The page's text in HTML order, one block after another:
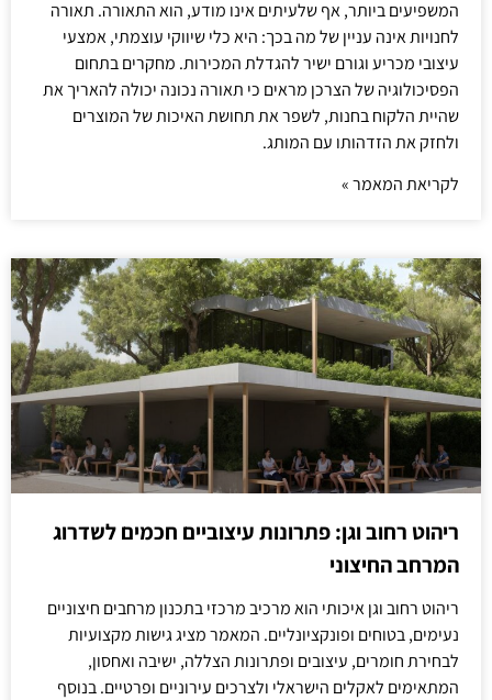
המשפיעים ביותר, אף שלעיתים אינו מודע, הוא התאורה. תאורה
לחנויות אינה עניין של מה בכך: היא כלי שיווקי עוצמתי, אמצעי
עיצובי מכריע וגורם ישיר להגדלת המכירות. מחקרים בתחום
הפסיכולוגיה של הצרכן מראים כי תאורה נכונה יכולה להאריך את
שהיית הלקוח בחנות, לשפר את תחושת האיכות של המוצרים
ולחזק את הזדהותו עם המותג.
לקריאת המאמר »
ריהוט רחוב וגן: פתרונות עיצוביים חכמים לשדרוג
המרחב החיצוני
ריהוט רחוב וגן איכותי הוא מרכיב מרכזי בתכנון מרחבים חיצוניים
נעימים, בטוחים ופונקציונליים. המאמר מציג גישות מקצועיות
לבחירת חומרים, עיצובים ופתרונות הצללה, ישיבה ואחסון,
המתאימים לאקלים הישראלי ולצרכים עירוניים ופרטיים. בנוסף